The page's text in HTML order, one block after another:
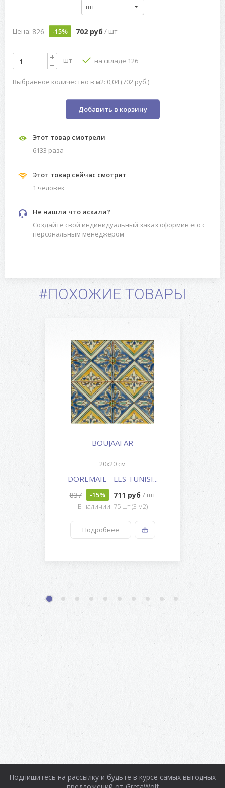
шт
Цена: 826 -15% 702 руб / шт
шт на складе 126
Выбранное количество в м2: 0,04 (702 руб.)
Добавить в корзину
Этот товар смотрели
6133 разa
Этот товар сейчас смотрят
1 человек
Не нашли что искали?
Создайте свой индивидуальный заказ оформив его с
персональным менеджером
#ПОХОЖИЕ ТОВАРЫ
BOUJAAFAR
20x20 см
DOREMAIL - LES TUNISI...
837 -15% 711 руб / шт
В наличии: 75 шт (3 м2)
Подробнее
1 2 3 4 5 6 7 8 9 10
Подпишитесь на рассылку и будьте в курсе самых выгодных